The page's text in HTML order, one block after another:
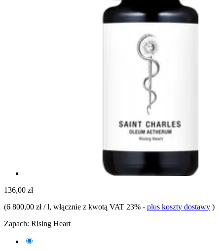
136,00 zł
(6 800,00 zł / l, włącznie z kwotą VAT 23% - plus koszty dostawy )
Zapach: Rising Heart